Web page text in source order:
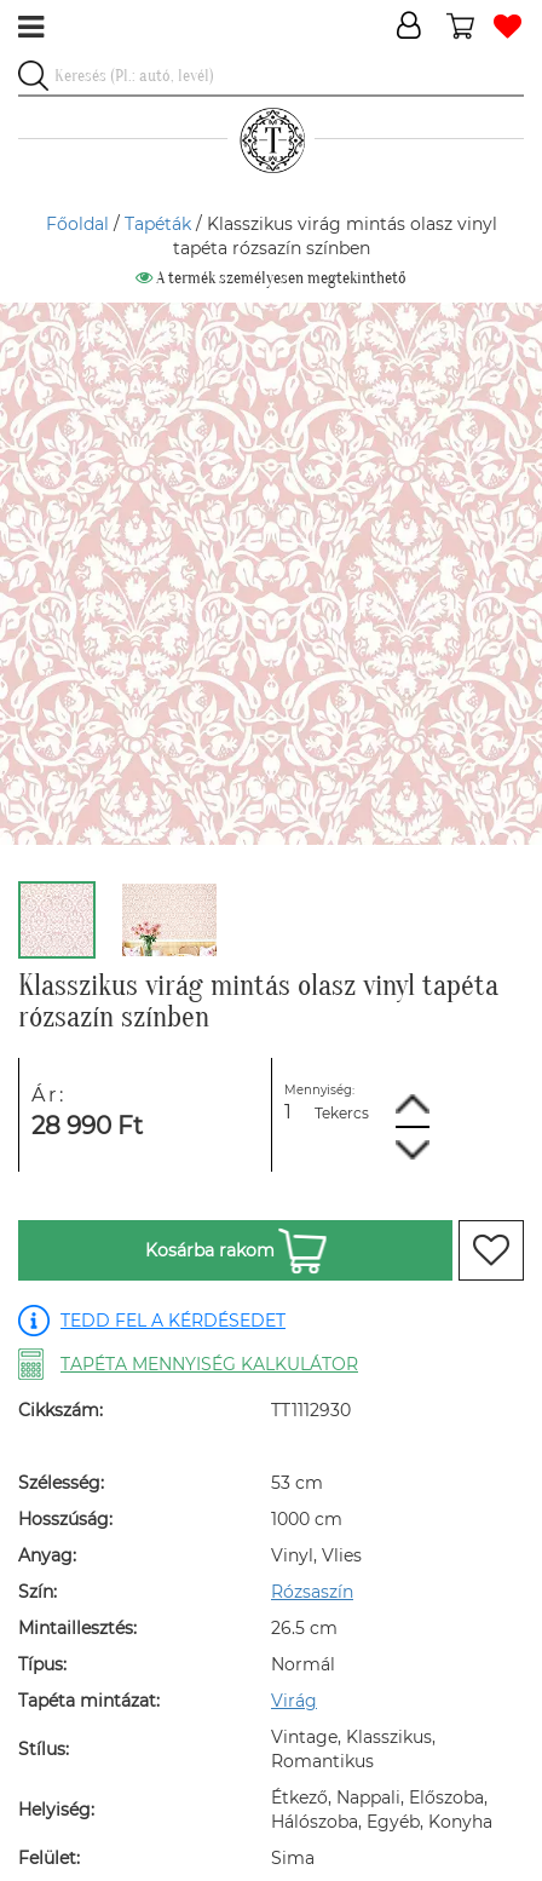
Főoldal / Tapéták/ Klasszikus virág mintás olasz vinyl
tapéta rózsazín színben
A termék személyesen megtekinthető
Klasszikus virág mintás olasz vinyl tapéta
rózsazín színben
Ár:
28 990 Ft
Mennyiség:
Tekercs
Kosárba rakom
TEDD FEL A KÉRDÉSEDET
TAPÉTA MENNYISÉG KALKULÁTOR
Cikkszám: TT1112930
Szélesség:
53 cm
Hosszúság:
1000 cm
Anyag:
Vinyl, Vlies
Szín:
Rózsaszín
Mintaillesztés:
26.5 cm
Típus:
Normál
Tapéta mintázat:
Virág
Stílus:
Vintage, Klasszikus,
Romantikus
Helyiség:
Étkező, Nappali, Előszoba,
Hálószoba, Egyéb, Konyha
Felület:
Sima